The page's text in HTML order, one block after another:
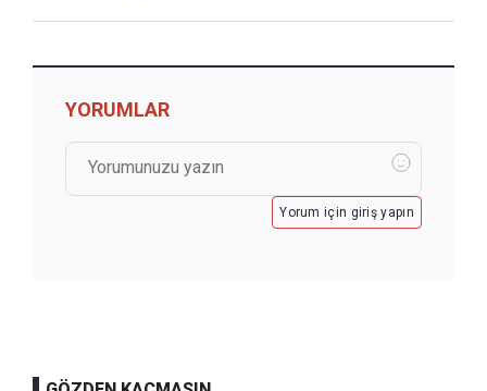
YORUMLAR
Yorum için giriş yapın